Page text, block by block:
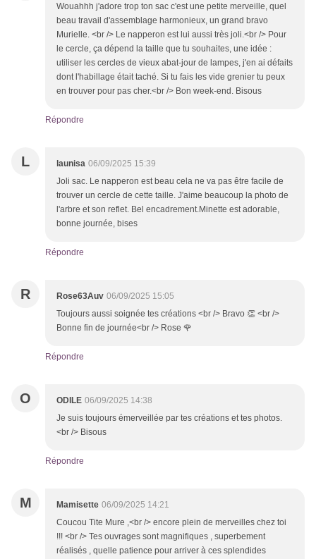
Wouahhh j'adore trop ton sac c'est une petite merveille, quel
beau travail d'assemblage harmonieux, un grand bravo
Murielle. <br /> Le napperon est lui aussi très joli.<br /> Pour
le cercle, ça dépend la taille que tu souhaites, une idée :
utiliser les cercles de vieux abat-jour de lampes, j'en ai défaits
dont l'habillage était taché. Si tu fais les vide grenier tu peux
en trouver pour pas cher.<br /> Bon week-end. Bisous
Répondre
L launisa 06/09/2025 15:39
Joli sac. Le napperon est beau cela ne va pas être facile de
trouver un cercle de cette taille. J'aime beaucoup la photo de
l'arbre et son reflet. Bel encadrement.Minette est adorable,
bonne journée, bises
Répondre
R Rose63Auv 06/09/2025 15:05
Toujours aussi soignée tes créations <br /> Bravo 👏 <br />
Bonne fin de journée<br /> Rose 🌹
Répondre
O ODILE 06/09/2025 14:38
Je suis toujours émerveillée par tes créations et tes photos.
<br /> Bisous
Répondre
M Mamisette 06/09/2025 14:21
Coucou Tite Mure ,<br /> encore plein de merveilles chez toi
!!! <br /> Tes ouvrages sont magnifiques , superbement
réalisés , quelle patience pour arriver à ces splendides